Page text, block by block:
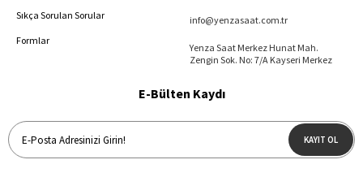
Sıkça Sorulan Sorular
Formlar
info@yenzasaat.com.tr
Yenza Saat Merkez Hunat Mah.
Zengin Sok. No: 7/A Kayseri Merkez
E-Bülten Kaydı
KAYIT OL